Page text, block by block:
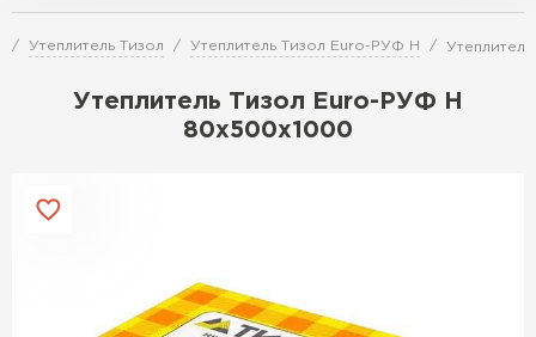
Утеплитель Тизол Утеплитель Тизол Euro-РУФ Н
Утеплитель Тизол Euro-РУФ Н
80х500х1000
Утеплитель Ветонит
Утеплитель Технониколь
Утеплитель Rockwool